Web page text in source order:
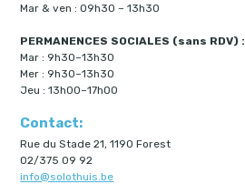
Mar & ven : 09h30 – 13h30
PERMANENCES SOCIALES (sans RDV) :
Mar : 9h30–13h30
Mer : 9h30–13h30
Jeu : 13h00–17h00
Contact:
Rue du Stade 21, 1190 Forest
02/375 09 92
info@solothuis.be